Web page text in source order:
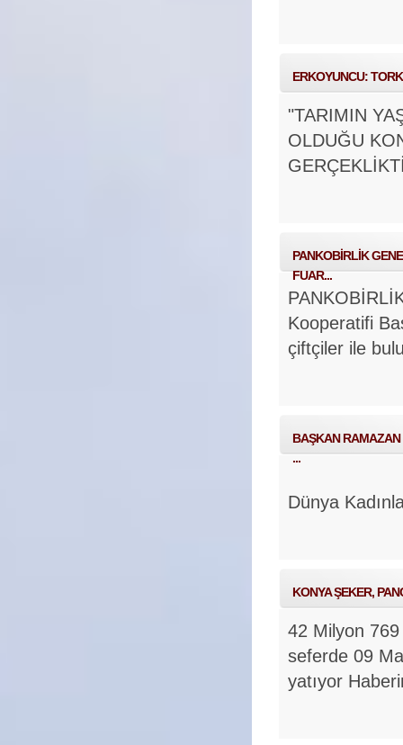
ERKOYUNCU:
"TARIMIN
OLDUĞU
PANKOBİRLİK
FUAR...
Kooperatifi
çiftçiler ile
BAŞKAN RAMAZAN
...
Dünya
KONYA ŞEKER,
42 Milyon
seferde 09
yatıyor